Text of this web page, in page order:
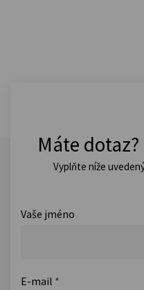
Máte
Vyplňte níže
Vaše jméno
E-mail *